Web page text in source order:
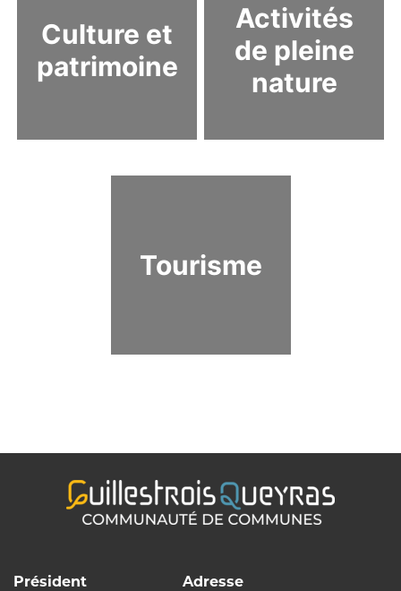
Culture et
patrimoine
Activités
de pleine
nature
Tourisme
Président
Adresse